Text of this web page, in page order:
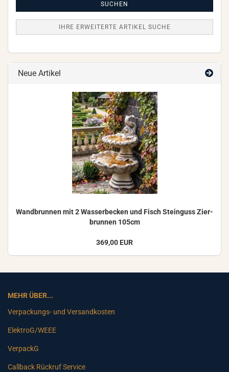
SUCHEN
IHRE ERWEITERTE ARTIKEL SUCHE
Neue Artikel
Wand­brun­nen mit 2 Was­ser­be­cken und Fisch Stein­guss Zier­
brun­nen 105cm
369,00 EUR
MEHR ÜBER...
Verpackungs- und Versandkosten
ElektroG/WEEE
VerpackG
Callback Rückruf Service